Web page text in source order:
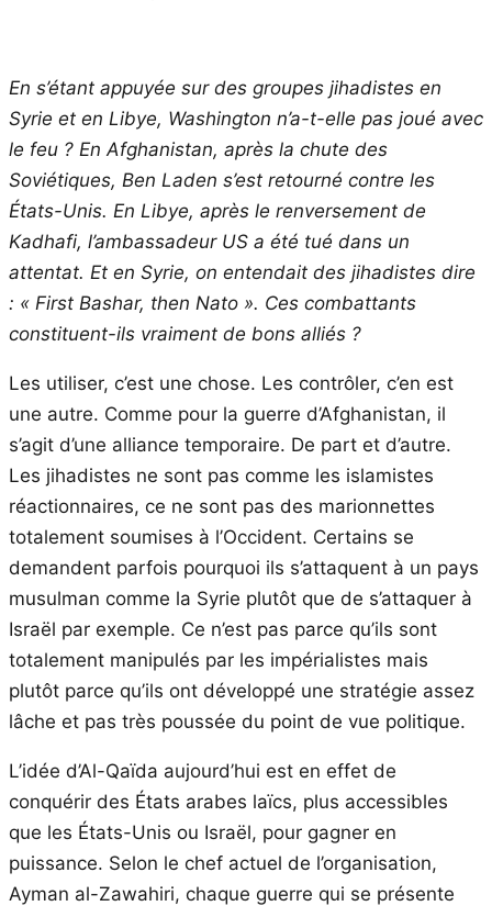
En s’étant appuyée sur des groupes jihadistes en
Syrie et en Libye, Washington n’a-t-elle pas joué avec
le feu ? En Afghanistan, après la chute des
Soviétiques, Ben Laden s’est retourné contre les
États-Unis. En Libye, après le renversement de
Kadhafi, l’ambassadeur US a été tué dans un
attentat. Et en Syrie, on entendait des jihadistes dire
: « First Bashar, then Nato ». Ces combattants
constituent-ils vraiment de bons alliés ?
Les utiliser, c’est une chose. Les contrôler, c’en est
une autre. Comme pour la guerre d’Afghanistan, il
s’agit d’une alliance temporaire. De part et d’autre.
Les jihadistes ne sont pas comme les islamistes
réactionnaires, ce ne sont pas des marionnettes
totalement soumises à l’Occident. Certains se
demandent parfois pourquoi ils s’attaquent à un pays
musulman comme la Syrie plutôt que de s’attaquer à
Israël par exemple. Ce n’est pas parce qu’ils sont
totalement manipulés par les impérialistes mais
plutôt parce qu’ils ont développé une stratégie assez
lâche et pas très poussée du point de vue politique.
L’idée d’Al-Qaïda aujourd’hui est en effet de
conquérir des États arabes laïcs, plus accessibles
que les États-Unis ou Israël, pour gagner en
puissance. Selon le chef actuel de l’organisation,
Ayman al-Zawahiri, chaque guerre qui se présente